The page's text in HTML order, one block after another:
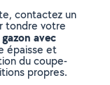
contactez un
tondre votre
avec
épaisse et
du coupe-
propres.